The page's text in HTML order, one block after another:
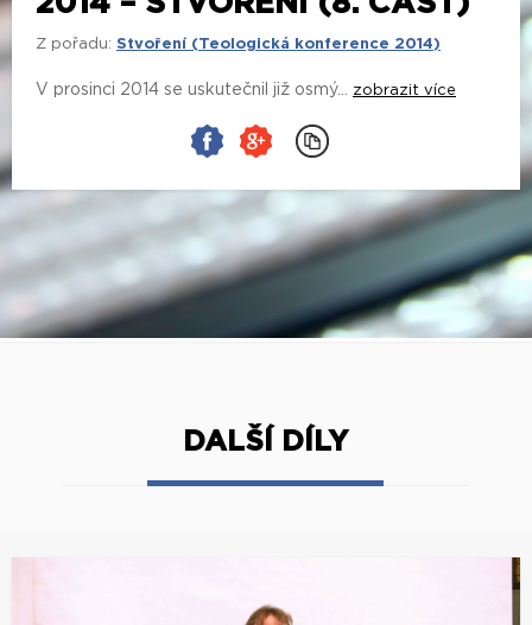
Z pořadu: Stvoření (Teologická konference 2014)
V prosinci 2014 se uskutečnil již osmý... zobrazit více
DALŠÍ DÍLY